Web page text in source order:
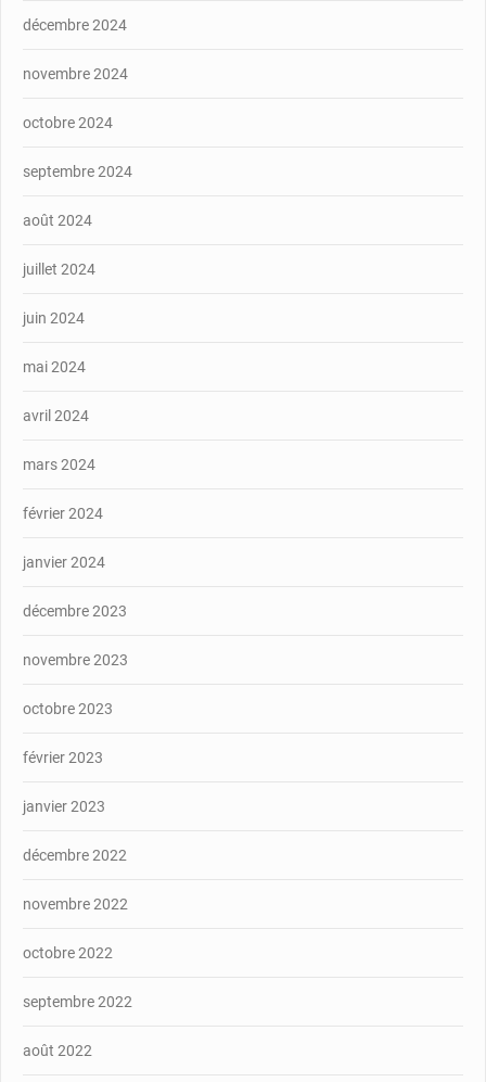
décembre 2024
novembre 2024
octobre 2024
septembre 2024
août 2024
juillet 2024
juin 2024
mai 2024
avril 2024
mars 2024
février 2024
janvier 2024
décembre 2023
novembre 2023
octobre 2023
février 2023
janvier 2023
décembre 2022
novembre 2022
octobre 2022
septembre 2022
août 2022